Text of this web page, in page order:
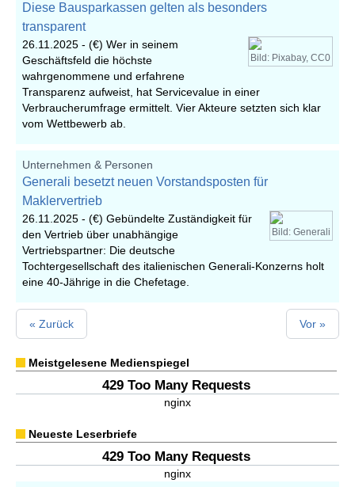
Diese Bausparkassen gelten als besonders
transparent
Bild: Pixabay, CC0
26.11.2025 - (€) Wer in seinem
Geschäftsfeld die höchste
wahrgenommene und erfahrene
Transparenz aufweist, hat Servicevalue in einer
Verbraucherumfrage ermittelt. Vier Akteure setzten sich klar
vom Wettbewerb ab.
Unternehmen & Personen
Generali besetzt neuen Vorstandsposten für
Maklervertrieb
Bild: Generali
26.11.2025 - (€) Gebündelte Zuständigkeit für
den Vertrieb über unabhängige
Vertriebspartner: Die deutsche
Tochtergesellschaft des italienischen Generali-Konzerns holt
eine 40-Jährige in die Chefetage.
« Zurück Vor »
Meistgelesene Medienspiegel
429 Too Many Requests
nginx
Neueste Leserbriefe
429 Too Many Requests
nginx